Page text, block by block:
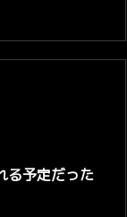
る予定だった